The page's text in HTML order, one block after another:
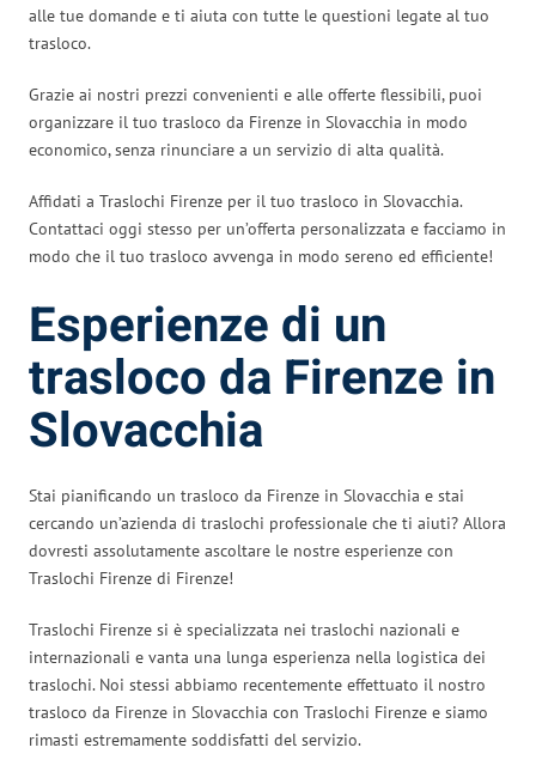
alle tue domande e ti aiuta con tutte le questioni legate al tuo
trasloco.
Grazie ai nostri prezzi convenienti e alle offerte flessibili, puoi
organizzare il tuo trasloco da Firenze in Slovacchia in modo
economico, senza rinunciare a un servizio di alta qualità.
Affidati a Traslochi Firenze per il tuo trasloco in Slovacchia.
Contattaci oggi stesso per un’offerta personalizzata e facciamo in
modo che il tuo trasloco avvenga in modo sereno ed efficiente!
Esperienze di un
trasloco da Firenze in
Slovacchia
Stai pianificando un trasloco da Firenze in Slovacchia e stai
cercando un’azienda di traslochi professionale che ti aiuti? Allora
dovresti assolutamente ascoltare le nostre esperienze con
Traslochi Firenze di Firenze!
Traslochi Firenze si è specializzata nei traslochi nazionali e
internazionali e vanta una lunga esperienza nella logistica dei
traslochi. Noi stessi abbiamo recentemente effettuato il nostro
trasloco da Firenze in Slovacchia con Traslochi Firenze e siamo
rimasti estremamente soddisfatti del servizio.